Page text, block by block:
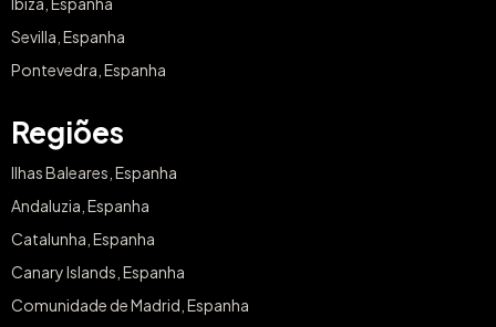
Sevilla, Espanha
Pontevedra, Espanha
Regiões
Ilhas Baleares, Espanha
Andaluzia, Espanha
Catalunha, Espanha
Canary Islands, Espanha
Comunidade de Madrid, Espanha